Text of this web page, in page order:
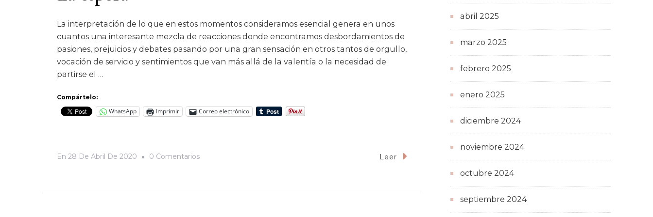
La interpretación de lo que en estos momentos consideramos esencial genera en unos
cuantos una interesante mezcla de reacciones donde encontramos desbordamientos de
pasiones, prejuicios y debates pasando por una gran sensación en otros tantos de orgullo,
vocación de servicio y sentimientos que van más allá de la valentía o la necesidad de
partirse el …
Compártelo:
WhatsApp Imprimir Correo electrónico
En 28 De Abril De 2020 0 ComentariosEn
Leer
abril 2025
marzo 2025
febrero 2025
enero 2025
diciembre 2024
noviembre 2024
octubre 2024
septiembre 2024